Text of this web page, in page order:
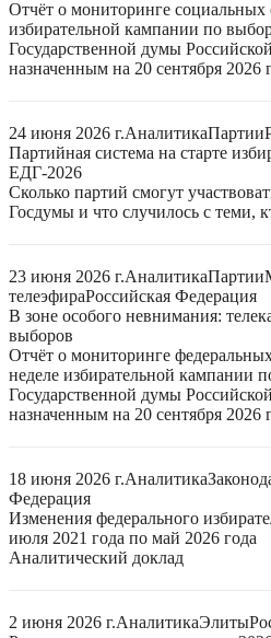
Отчёт о мониторинге социальных
избирательной кампании по
Государственной думы
назначенным на 20 сентября 2026
24 июня 2026 г.АналитикаПартии
Партийная система на старте
ЕДГ-2026
Сколько партий смогут
Госдумы и что случилось с теми,
23 июня 2026 г.АналитикаПартии
телеэфираРоссийская Федерация
В зоне особого невнимания:
выборов
Отчёт о мониторинге
неделе избирательной кампании
Государственной думы
назначенным на 20 сентября 2026
18 июня 2026 г.Аналитика
Федерация
Изменения федерального
июля 2021 года по май 2026 года
Аналитический доклад
2 июня 2026 г.АналитикаЭлиты